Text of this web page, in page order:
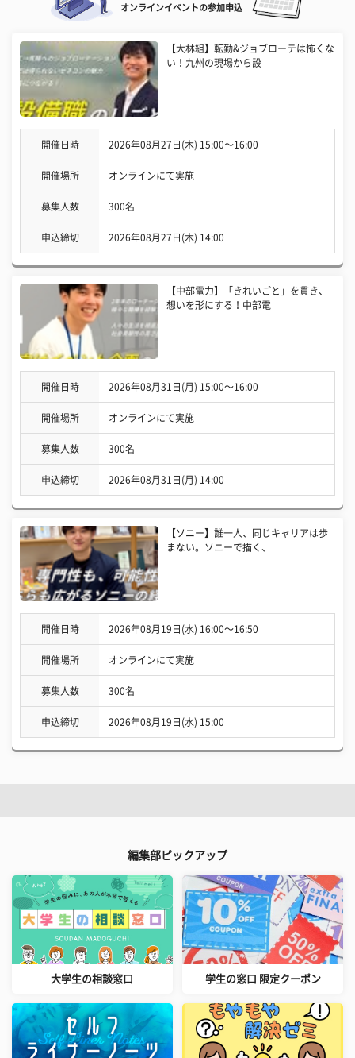
オンラインイベントの参加申込
【大林組】転勤&ジョブローテは怖くな
い！九州の現場から設
開催日時 2026年08月27日(木) 15:00〜16:00
開催場所 オンラインにて実施
募集人数 300名
申込締切 2026年08月27日(木) 14:00
【中部電力】「きれいごと」を貫き、
想いを形にする！中部電
開催日時 2026年08月31日(月) 15:00〜16:00
開催場所 オンラインにて実施
募集人数 300名
申込締切 2026年08月31日(月) 14:00
【ソニー】誰一人、同じキャリアは歩
まない。ソニーで描く、
開催日時 2026年08月19日(水) 16:00〜16:50
開催場所 オンラインにて実施
募集人数 300名
申込締切 2026年08月19日(水) 15:00
編集部ピックアップ
大学生の相談窓口 学生の窓口 限定クーポン